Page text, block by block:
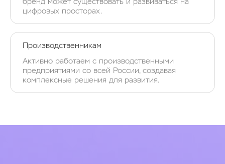
цифровых просторах.
Производственникам
Активно работаем с производственными
предприятиями со всей России, создавая
комплексные решения для развития.